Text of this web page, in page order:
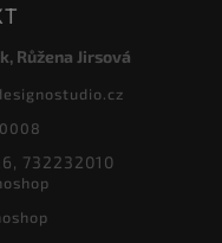
Růžena Jirsová
732232010